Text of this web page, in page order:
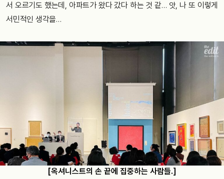
서 오르기도 했는데, 아파트가 왔다 갔다 하는 것 같… 앗, 나 또 이렇게
서민적인 생각을…
[옥셔니스트의 손 끝에 집중하는 사람들.]